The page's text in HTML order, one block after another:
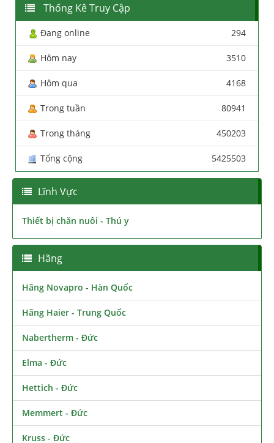
Thống Kê Truy Cập
Đang online 294
Hôm nay 3510
Hôm qua 4168
Trong tuần 80941
Trong tháng 450203
Tổng cộng 5425503
Lĩnh Vực
Thiết bị chăn nuôi - Thú y
Hãng
Hãng Novapro - Hàn Quốc
Hãng Haier - Trung Quốc
Nabertherm - Đức
Elma - Đức
Hettich - Đức
Memmert - Đức
Kruss - Đức